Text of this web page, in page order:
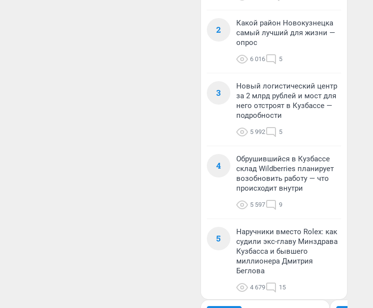
2
Какой район Новокузнецка
самый лучший для жизни —
опрос
6 016 5
3
Новый логистический центр
за 2 млрд рублей и мост для
него отстроят в Кузбассе —
подробности
5 992 5
4
Обрушившийся в Кузбассе
склад Wildberries планирует
возобновить работу — что
происходит внутри
5 597 9
5
Наручники вместо Rolex: как
судили экс-главу Минздрава
Кузбасса и бывшего
миллионера Дмитрия
Беглова
4 679 15